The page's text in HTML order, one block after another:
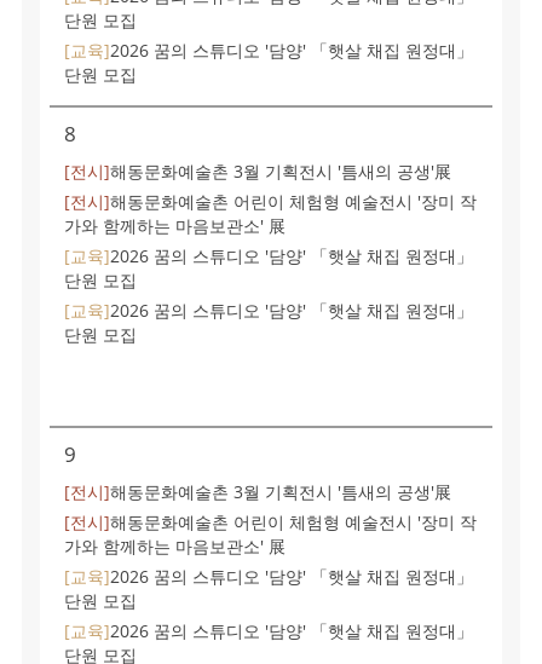
단원 모집
[교육]2026 꿈의 스튜디오 '담양' 「햇살 채집 원정대」
단원 모집
8
[전시]해동문화예술촌 3월 기획전시 '틈새의 공생'展
[전시]해동문화예술촌 어린이 체험형 예술전시 '장미 작
가와 함께하는 마음보관소' 展
[교육]2026 꿈의 스튜디오 '담양' 「햇살 채집 원정대」
단원 모집
[교육]2026 꿈의 스튜디오 '담양' 「햇살 채집 원정대」
단원 모집
9
[전시]해동문화예술촌 3월 기획전시 '틈새의 공생'展
[전시]해동문화예술촌 어린이 체험형 예술전시 '장미 작
가와 함께하는 마음보관소' 展
[교육]2026 꿈의 스튜디오 '담양' 「햇살 채집 원정대」
단원 모집
[교육]2026 꿈의 스튜디오 '담양' 「햇살 채집 원정대」
단원 모집